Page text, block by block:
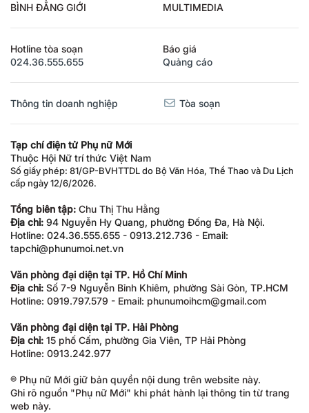
BÌNH ĐẲNG GIỚI MULTIMEDIA
Hotline tòa soạn
024.36.555.655
Báo giá
Quảng cáo
Thông tin doanh nghiệp Tòa soạn
Tạp chí điện tử Phụ nữ Mới
Thuộc Hội Nữ trí thức Việt Nam
Số giấy phép: 81/GP-BVHTTDL do Bộ Văn Hóa, Thể Thao và Du Lịch
cấp ngày 12/6/2026.
Tổng biên tập: Chu Thị Thu Hằng
Địa chỉ: 94 Nguyễn Hy Quang, phường Đống Đa, Hà Nội.
Hotline: 024.36.555.655 - 0913.212.736 - Email:
tapchi@phunumoi.net.vn
Văn phòng đại diện tại TP. Hồ Chí Minh
Địa chỉ: Số 7-9 Nguyễn Bỉnh Khiêm, phường Sài Gòn, TP.HCM
Hotline: 0919.797.579 - Email: phunumoihcm@gmail.com
Văn phòng đại diện tại TP. Hải Phòng
Địa chỉ: 15 phố Cấm, phường Gia Viên, TP Hải Phòng
Hotline: 0913.242.977
® Phụ nữ Mới giữ bản quyền nội dung trên website này.
Ghi rõ nguồn "Phụ nữ Mới" khi phát hành lại thông tin từ trang
web này.